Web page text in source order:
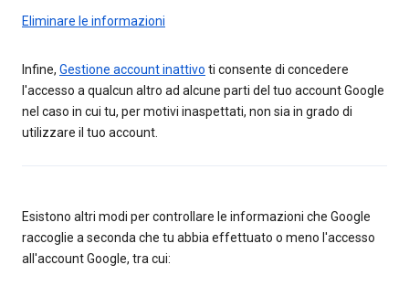
Eliminare le informazioni
Infine, Gestione account inattivo ti consente di concedere
l'accesso a qualcun altro ad alcune parti del tuo account Google
nel caso in cui tu, per motivi inaspettati, non sia in grado di
utilizzare il tuo account.
Esistono altri modi per controllare le informazioni che Google
raccoglie a seconda che tu abbia effettuato o meno l'accesso
all'account Google, tra cui: